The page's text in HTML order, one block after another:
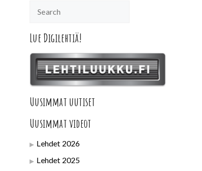
Lue Digilehtiä!
Uusimmat uutiset
Uusimmat videot
Lehdet 2026
Lehdet 2025